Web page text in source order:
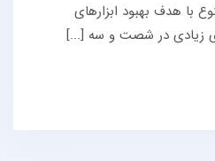
با هدف بهبود ابزارهای
زیادی در شصت و سه [...]